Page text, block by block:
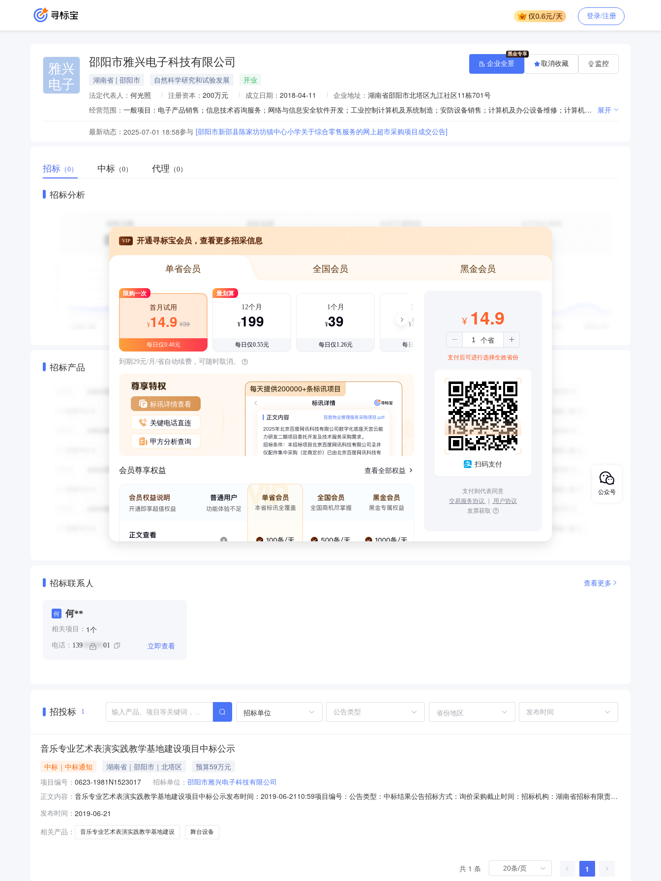
登录/注册
雅兴
电子
邵阳市雅兴电子科技有限公司
湖南省 | 邵阳市 自然科学研究和试验发展
开业
法定代表人： 何光照 注册资本： 200万元 成立日期： 2018-04-11 企业地址： 湖南省邵阳市北塔区九江社区11栋701号
经营范围：
一般项目：电子产品销售；信息技术咨询服务；网络与信息安全软件开发；工业控制计算机及系统制造；安防设备销售；计算机及办公设备维修；计算机软硬件及外围设备制造；计算机系统服务；办公设备耗材制造；办公用品销售；文化、办公用设备制造；幻灯及投影设备销售；电子元器件制造；电子元器件批发；电子元器件零售；广播影视设备销售；音响设备销售；通信设备制造；智能机器人销售；制冷、空调设备销售；制冷、空调设备制造；通用设备修理；家用电器销售；家用电器安装服务；日用电器修理；通讯设备销售；通讯设备修理；电气设备销售；电气设备修理；海上风电相关装备销售；幻灯及投影设备制造（除依法须经批准的项目外，凭营业执照依法自主开展经营活动） 展开
最新动态： 2025-07-01 18:58参与 [邵阳市新邵县陈家坊坊镇中心小学关于综合零售服务的网上超市采购项目成交公告]
企业全景 取消收藏 监控
招标 （0） 中标 （0） 代理 （0）
招标分析
招标产品
VIP 开通寻标宝会员，查看更多招采信息
单省会员 全国会员 黑金会员
限购一次
首月试用
¥14.9 ¥39
每日仅0.48元
最划算
12个月
¥199
每日仅0.55元
1个月
¥39
每日仅1.26元
3个月
¥99
每日仅1.08元
到期29元/月/省自动续费，可随时取消。
标讯详情查看
关键电话直连
甲方分析查询
会员尊享权益 查看全部权益
¥ 14.9
支付后可进行选择生效省份
扫码支付
支付则代表同意
交易服务协议 ｜ 用户协议
发票获取
招标联系人 查看更多
何 何**
相关项目： 1个
电话： 139 ****** 01 立即查看
招投标 1 招标单位 省份地区
音乐专业艺术表演实践教学基地建设项目中标公示
中标｜中标通知 湖南省｜邵阳市｜北塔区
预算59万元
项目编号： 0623-1981N1523017 招标单位： 邵阳市雅兴电子科技有限公司
正文内容： 音乐专业艺术表演实践教学基地建设项目中标公示发布时间：2019-06-2110:59项目编号：公告类型：中标结果公告招标方式：询价采购截止时间：招标机构：湖南省招标有限责任
目询价采购项目于2019年6月19日结束，现将成交结果公告如下：一、采购项目名称：音乐专业艺术表演实践教学基地建设项目预算总金额：￥590000.00元二、编号：1、政府采
购计划编号：湘财
发布时间： 2019-06-21
相关产品：
音乐专业艺术表演实践教学基地建设 舞台设备
共 1 条 1
公众号